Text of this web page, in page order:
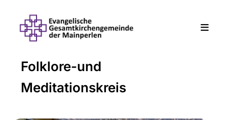
Folklore-und
Meditationskreis